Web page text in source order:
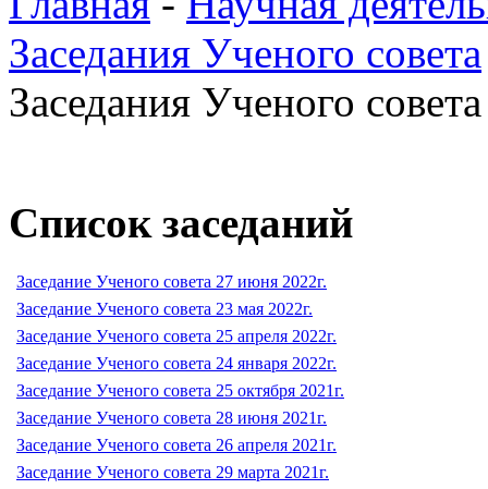
Заседания Ученого совета
Заседания Ученого
Список заседаний
Заседание Ученого совета 27 июня 2022г.
Заседание Ученого совета 23 мая 2022г.
Заседание Ученого совета 25 апреля 2022г.
Заседание Ученого совета 24 января 2022г.
Заседание Ученого совета 25 октября 2021г.
Заседание Ученого совета 28 июня 2021г.
Заседание Ученого совета 26 апреля 2021г.
Заседание Ученого совета 29 марта 2021г.